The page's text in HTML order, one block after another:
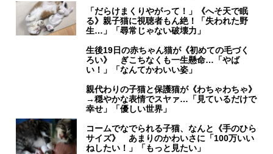
「だらけまくりやがって！」《へそ天で眠
る》親子猫に視聴者もん絶！「失われた野
生…」「尋常じゃない破壊力」
生後19日の赤ちゃん猫が《初めての毛づく
ろい》 ぎこちなくも一生懸命…「やば
い！」「なんてかわいい姿」
親代わりの子猫と保護猫が《わちゃわちゃ》
→穏やかな表情でスヤァ…「見ているだけで
幸せ」「優しい世界」
コームでなでられる子猫、なんと《手のひら
サイズ》 あまりのかわいさに「100万いい
ねしたい！」「もっと見たい」